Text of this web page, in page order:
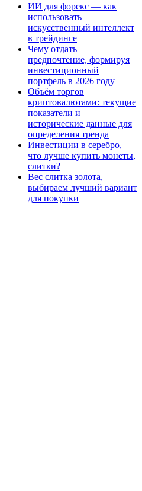
ИИ для форекс — как
использовать
искусственный интеллект
в трейдинге
Чему отдать
предпочтение, формируя
инвестиционный
портфель в 2026 году
Объём торгов
криптовалютами: текущие
показатели и
исторические данные для
определения тренда
Инвестиции в серебро,
что лучше купить монеты,
слитки?
Вес слитка золота,
выбираем лучший вариант
для покупки